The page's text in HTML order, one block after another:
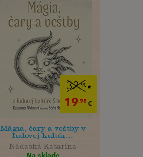
32,90€
19,95€
Mágia, čary a veštby v
ľudovej kultúr...
Nádaská Katarína
Na sklade